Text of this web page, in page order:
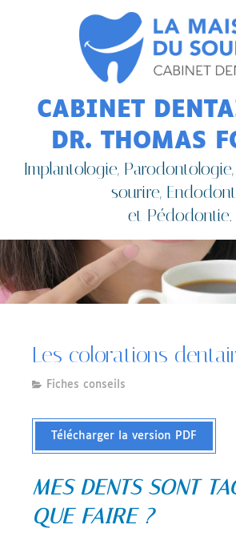
CABINET
DR. THOMAS
Implantologie,
sourire,
et Pédodontie.
Les colorations
Fiches conseils
Télécharger la version PDF
MES DENTS SONT
QUE FAIRE ?